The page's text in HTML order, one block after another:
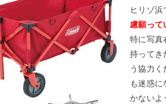
ヒリゾ
慮願って
特に写真
持ってき
う協力
も迷惑
かないよ